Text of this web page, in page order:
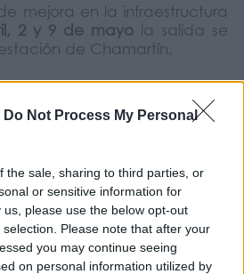
Do Not Process My Personal
the sale, sharing to third parties, or
or sensitive information for
please use the below opt-out
Please note that after your
you may continue seeing
on personal information utilized by
mejora en la infraestructura
2 y 9 de mayo la salida se
de Chamartín.
Atocha: 10:36 h. Llegada a
de Henares: 18:35 h.
Atocha: 19:14 h.
los viajeros del Tren de
10:15 h. junto a la Oficina de